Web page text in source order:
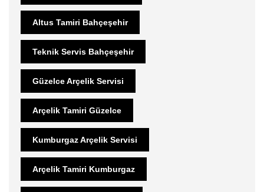
Altus Tamiri Bahçeşehir
Teknik Servis Bahçeşehir
Güzelce Arçelik Servisi
Arçelik Tamiri Güzelce
Kumburgaz Arçelik Servisi
Arçelik Tamiri Kumburgaz